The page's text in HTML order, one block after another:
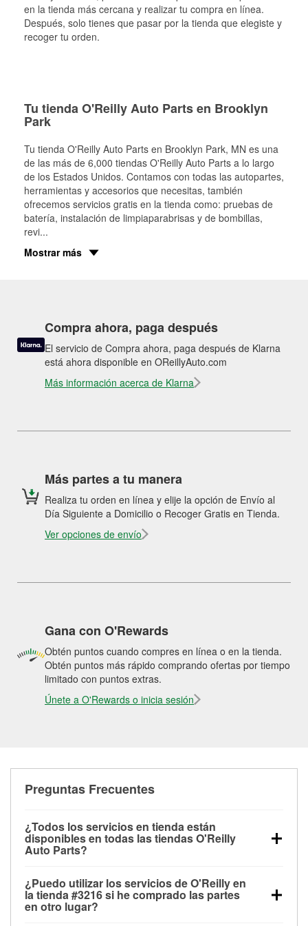
en la tienda más cercana y realizar tu compra en línea.
Después, solo tienes que pasar por la tienda que elegiste y
recoger tu orden.
Tu tienda O'Reilly Auto Parts en Brooklyn
Park
Tu tienda O'Reilly Auto Parts en Brooklyn Park, MN es una
de las más de 6,000 tiendas O'Reilly Auto Parts a lo largo
de los Estados Unidos. Contamos con todas las autopartes,
herramientas y accesorios que necesitas, también
ofrecemos servicios gratis en la tienda como: pruebas de
batería, instalación de limpiaparabrisas y de bombillas,
revi...
Mostrar más
Compra ahora, paga después
El servicio de Compra ahora, paga después de Klarna
está ahora disponible en OReillyAuto.com
Más información acerca de Klarna
Más partes a tu manera
Realiza tu orden en línea y elije la opción de Envío al
Día Siguiente a Domicilio o Recoger Gratis en Tienda.
Ver opciones de envío
Gana con O'Rewards
Obtén puntos cuando compres en línea o en la tienda.
Obtén puntos más rápido comprando ofertas por tiempo
limitado con puntos extras.
Únete a O'Rewards o inicia sesión
Preguntas Frecuentes
¿Todos los servicios en tienda están
disponibles en todas las tiendas O'Reilly
Auto Parts?
las pruebas de batería, pruebas de alternador y
motor de arranque, revisión de la luz “Check Engine”
con O'Reilly VeriScan® e instalación de
¿Puedo utilizar los servicios de O'Reilly en
la tienda #3216 si he comprado las partes
en otro lugar?